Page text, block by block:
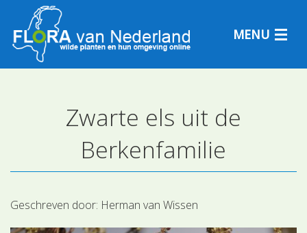
MENU
Plantensoorten
Determineren
Zwarte els uit de
Berkenfamilie
Geschreven door: Herman van Wissen